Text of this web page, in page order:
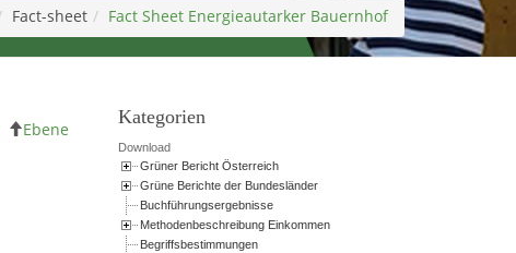
Fact-sheet Fact Sheet Energieautarker Bauernhof
Ebene
Kategorien
Download
Grüner Bericht Österreich
Grüne Berichte der Bundesländer
Buchführungsergebnisse
Methodenbeschreibung Einkommen
Begriffsbestimmungen